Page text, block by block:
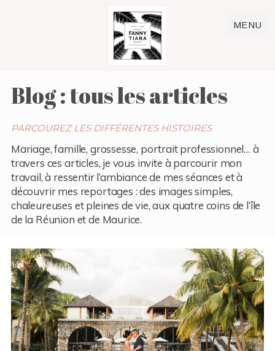
MENU
Blog : tous les articles
PARCOUREZ LES DIFFÉRENTES HISTOIRES
Mariage, famille, grossesse, portrait professionnel… à
travers ces articles, je vous invite à parcourir mon
travail, à ressentir l’ambiance de mes séances et à
découvrir mes reportages : des images simples,
chaleureuses et pleines de vie, aux quatre coins de l’île
de la Réunion et de Maurice.
Mariage – Emilie et Joel – Ile
Maurice